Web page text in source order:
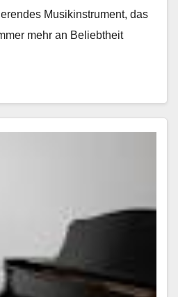
Musikinstrument, das
mehr an Beliebtheit